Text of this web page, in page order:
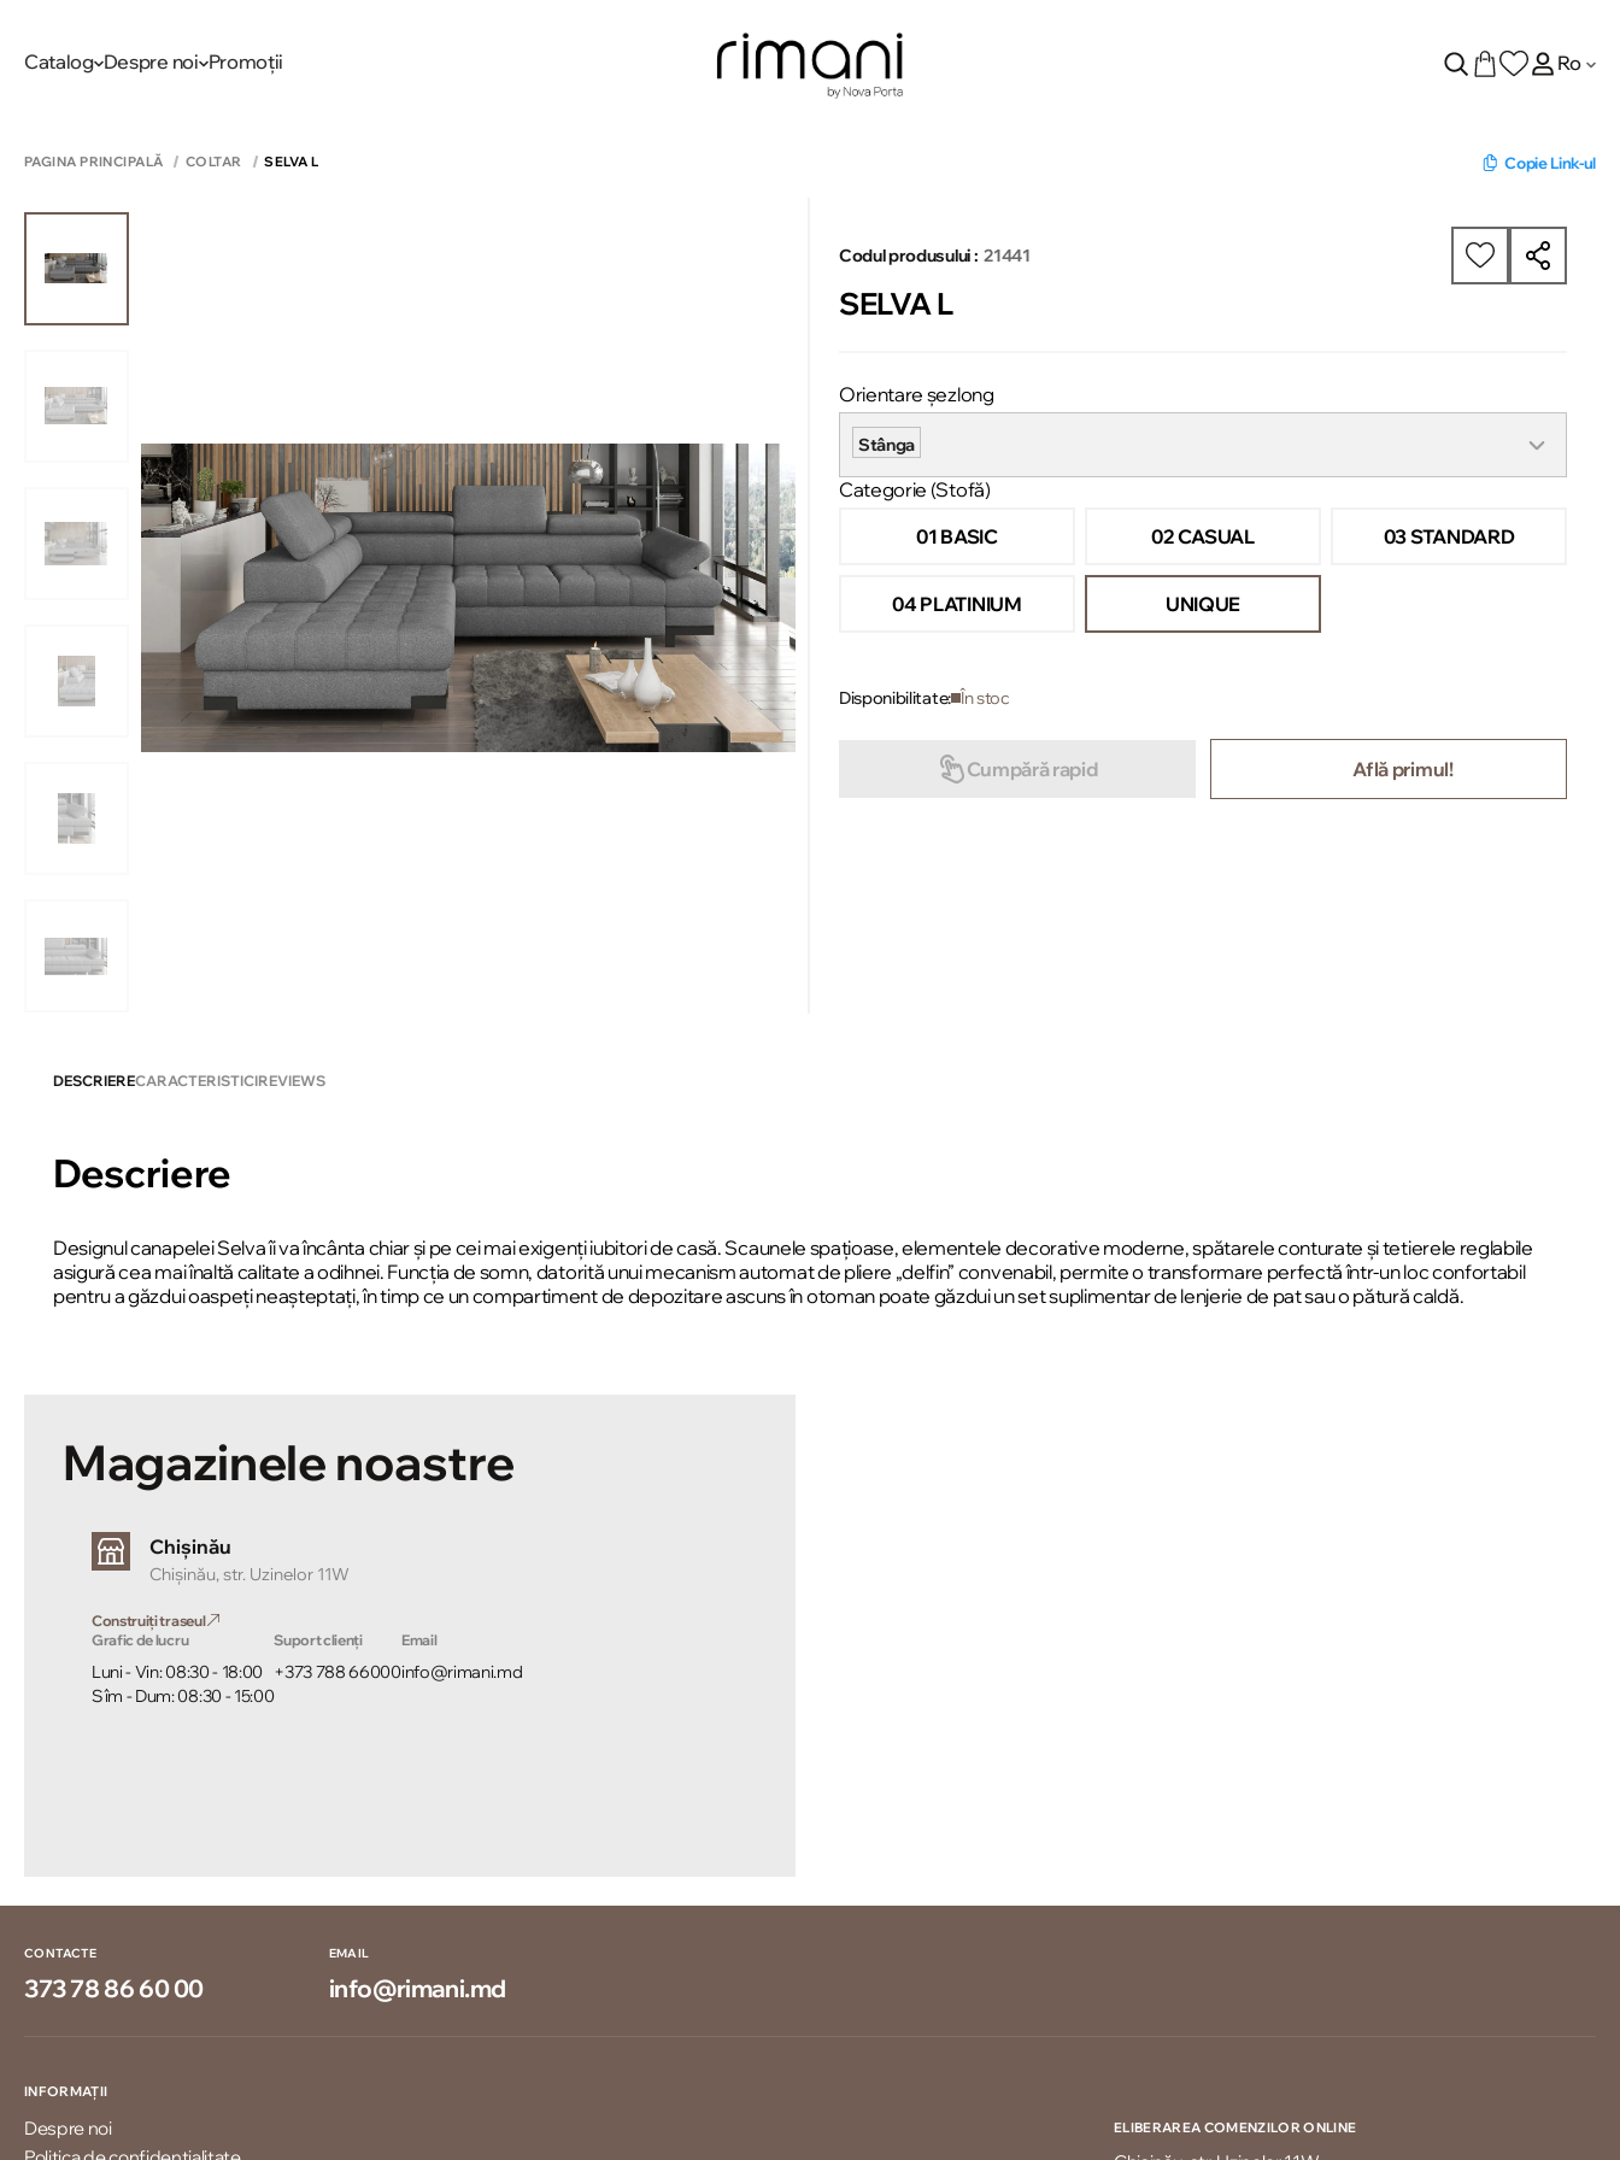
Catalog Despre noi Promoții Ro
PAGINA PRINCIPALĂ COLTAR SELVA L Copie Link-ul
Codul produsului : 21441
SELVA L
Orientare șezlong
Stânga
Categorie (Stofă)
01 BASIC
02 CASUAL 03 STANDARD
04 PLATINIUM UNIQUE
Disponibilitate: În stoc
Cumpără rapid Află primul!
DESCRIERECARACTERISTICIREVIEWS
Descriere
Designul canapelei Selva îi va încânta chiar și pe cei mai exigenți iubitori de casă. Scaunele spațioase, elementele decorative moderne, spătarele conturate și tetierele reglabile
asigură cea mai înaltă calitate a odihnei. Funcția de somn, datorită unui mecanism automat de pliere „delfin” convenabil, permite o transformare perfectă într-un loc confortabil
pentru a găzdui oaspeți neașteptați, în timp ce un compartiment de depozitare ascuns în otoman poate găzdui un set suplimentar de lenjerie de pat sau o pătură caldă.
Magazinele noastre
Chișinău
Chișinău, str. Uzinelor 11W
Construiți traseul
Grafic de lucru
Luni - Vin: 08:30 - 18:00
Sîm - Dum: 08:30 - 15:00
Suport clienți
+373 788 66000
Email
info@rimani.md
CONTACTE
373 78 86 60 00
EMAIL
info@rimani.md
INFORMAȚII
Despre noi
ELIBERAREA COMENZILOR ONLINE